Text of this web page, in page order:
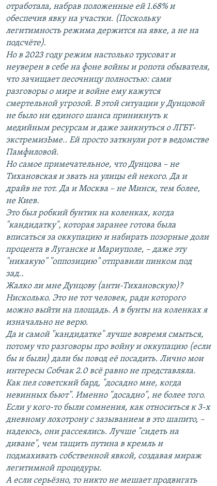
отработала, набрав положенные ей 1.68% и
обеспечив явку на участки. (Поскольку
легитимность режима держится на явке, а не на
подсчёте).
Но в 2023 году режим настолько трусоват и
неуверен в себе на фоне войны и ропота обывателя,
что зачищает песочницу полностью: сами
разговоры о мире и войне ему кажутся
смертельной угрозой. В этой ситуации у Дунцовой
не было ни единого шанса приникнуть к
медийным ресурсам и даже заикнуться о ЛГБТ-
экстремизЬме.. Ей просто заткнули рот в ведомстве
Памфиловой.
Но самое примечательное, что Дунцова – не
Тихановская и звать на улицы ей некого. Да и
драйв не тот. Да и Москва – не Минск, тем более,
не Киев.
Это был робкий бунтик на коленках, когда
"кандидатку", которая заранее готова была
вписаться за оккупацию и набирать позорные доли
процента в Луганске и Мариуполе, – даже эту
"никакую" "оппозицию" отправили пинком под
зад..
Жалко ли мне Дунцову (анти-Тихановскую)?
Нисколько. Это не тот человек, ради которого
можно выйти на площадь. А в бунты на коленках я
изначально не верю.
Да и самой "кандидатке" лучше вовремя смыться,
потому что разговоры про войну и оккупацию (если
бы и были) дали бы повод её посадить. Лично мои
интересы Собчак 2.0 всё равно не представляла.
Как пел советский бард, "досадно мне, когда
невинных бьют". Именно "досадно", не более того.
Если у кого-то были сомнения, как относиться к 3-х
дневному лохотрону с зазыванием в это шапито, –
надеюсь, они рассеялись. Лучше "сидеть на
диване", чем тащить путина в кремль и
подмахивать собственной явкой, создавая мираж
легитимной процедуры.
А если серьёзно, то никто не мешает продвигать